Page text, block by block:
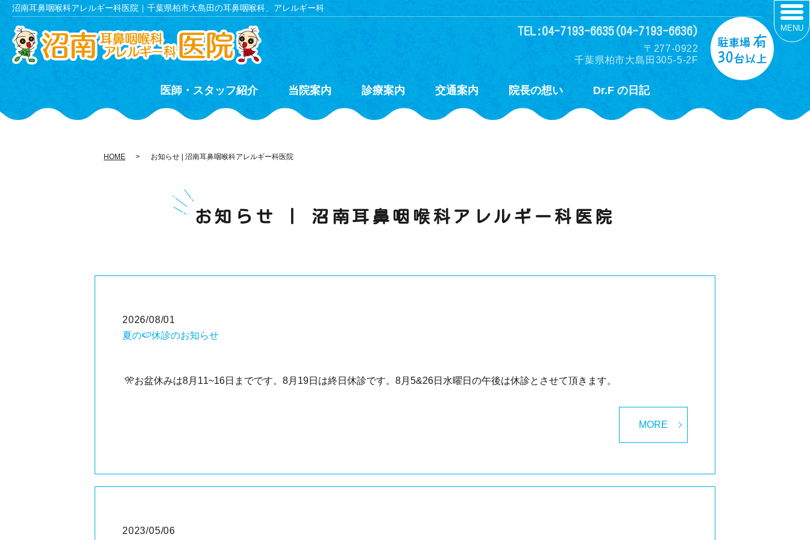
沼南耳鼻咽喉科アレルギー科医院｜千葉県柏市大島田の耳鼻咽喉科、アレルギー科
TEL:04-7193-6635(04-7193-6636)
〒277-0922
千葉県柏市大島田305-5-2F
MENU
医師・スタッフ紹介 当院案内 診療案内 交通案内 院長の想い Dr.F の日記
HOME お知らせ | 沼南耳鼻咽喉科アレルギー科医院
お知らせ | 沼南耳鼻咽喉科アレルギー科医院
2026/08/01
夏の🍉休診のお知らせ
🎌お盆休みは8月11~16日までです。8月19日は終日休診です。8月5&26日水曜日の午後は休診とさせて頂きます。
MORE
2023/05/06